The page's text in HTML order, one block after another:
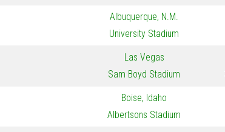
Albuquerque, N.M.
University Stadium
Las Vegas
Sam Boyd Stadium
Boise, Idaho
Albertsons Stadium